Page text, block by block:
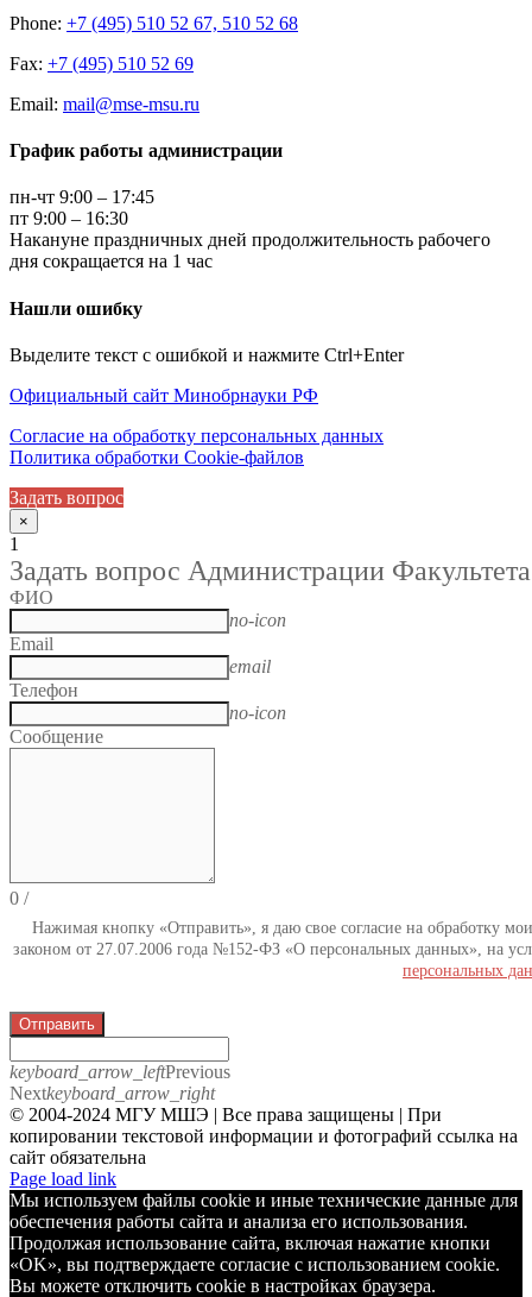
Phone: +7 (495) 510 52 67, 510 52 68
Fax: +7 (495) 510 52 69
Email: mail@mse-msu.ru
График работы администрации
пн-чт 9:00 – 17:45
пт 9:00 – 16:30
Накануне праздничных дней продолжительность рабочего
дня сокращается на 1 час
Нашли ошибку
Выделите текст с ошибкой и нажмите Ctrl+Enter
Официальный сайт Минобрнауки РФ
Согласие на обработку персональных данных
Политика обработки Cookie-файлов
Задать вопрос
×
1
Задать вопрос Администрации Факультета
ФИО
no-icon
Email
email
Телефон
no-icon
Сообщение
0 /
Нажимая кнопку «Отправить», я даю свое согласие на обработку
законом от 27.07.2006 года №152-ФЗ «О персональных данных», на
персональных
Отправить
keyboard_arrow_leftPrevious
Nextkeyboard_arrow_right
© 2004-2024 МГУ МШЭ | Все права защищены | При
копировании текстовой информации и фотографий ссылка на
сайт обязательна
Telegram
Page load link
Мы используем файлы cookie и иные технические данные для
обеспечения работы сайта и анализа его использования.
Продолжая использование сайта, включая нажатие кнопки
«OK», вы подтверждаете согласие с использованием cookie.
Вы можете отключить cookie в настройках браузера.